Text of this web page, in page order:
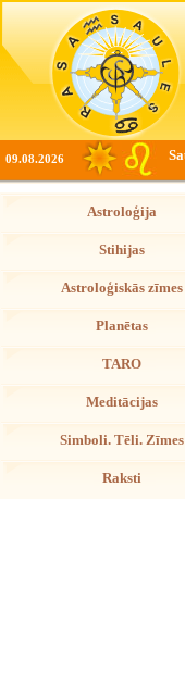
09.08.2026
Astroloģija
Stihijas
Astroloģiskās zīmes
Planētas
TARO
Meditācijas
Simboli. Tēli. Zīmes
Raksti